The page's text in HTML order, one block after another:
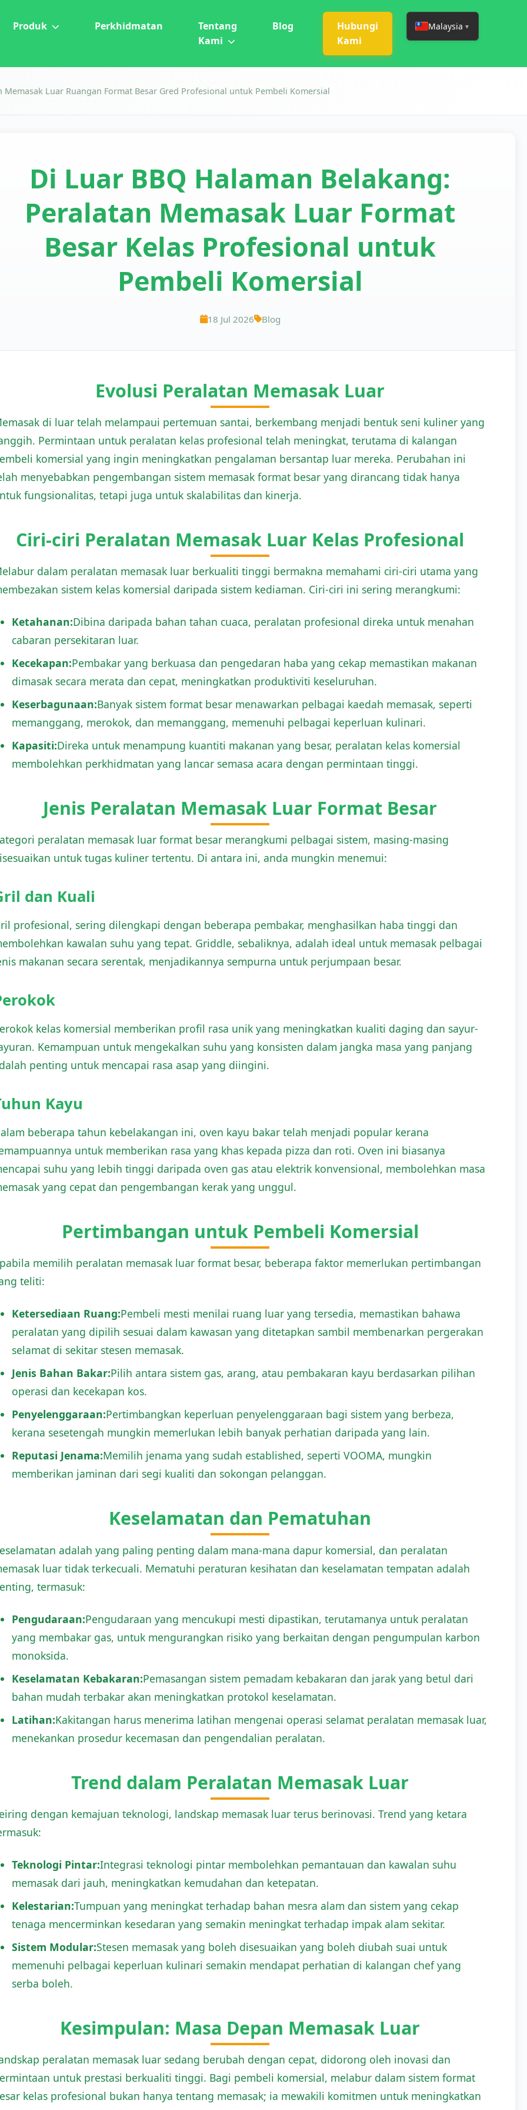
Produk Perkhidmatan
Tentang
Kami
Blog
Hubungi
Kami
Malaysia ▼
Luar Ruangan Format Besar Gred Profesional untuk Pembeli Komersial
Di Luar BBQ Halaman Belakang:
Peralatan Memasak Luar Format
Besar Kelas Profesional untuk
Pembeli Komersial
18 Jul 2026 Blog
Evolusi Peralatan Memasak Luar
di luar telah melampaui pertemuan santai, berkembang menjadi bentuk seni kuliner yang
Permintaan untuk peralatan kelas profesional telah meningkat, terutama di kalangan
komersial yang ingin meningkatkan pengalaman bersantap luar mereka. Perubahan ini
menyebabkan pengembangan sistem memasak format besar yang dirancang tidak hanya
fungsionalitas, tetapi juga untuk skalabilitas dan kinerja.
Ciri-ciri Peralatan Memasak Luar Kelas Profesional
dalam peralatan memasak luar berkualiti tinggi bermakna memahami ciri-ciri utama yang
sistem kelas komersial daripada sistem kediaman. Ciri-ciri ini sering merangkumi:
Ketahanan:Dibina daripada bahan tahan cuaca, peralatan profesional direka untuk menahan
cabaran persekitaran luar.
Kecekapan:Pembakar yang berkuasa dan pengedaran haba yang cekap memastikan makanan
dimasak secara merata dan cepat, meningkatkan produktiviti keseluruhan.
Keserbagunaan:Banyak sistem format besar menawarkan pelbagai kaedah memasak, seperti
memanggang, merokok, dan memanggang, memenuhi pelbagai keperluan kulinari.
Kapasiti:Direka untuk menampung kuantiti makanan yang besar, peralatan kelas komersial
membolehkan perkhidmatan yang lancar semasa acara dengan permintaan tinggi.
Jenis Peralatan Memasak Luar Format Besar
peralatan memasak luar format besar merangkumi pelbagai sistem, masing-masing
untuk tugas kuliner tertentu. Di antara ini, anda mungkin menemui:
dan Kuali
profesional, sering dilengkapi dengan beberapa pembakar, menghasilkan haba tinggi dan
kawalan suhu yang tepat. Griddle, sebaliknya, adalah ideal untuk memasak pelbagai
makanan secara serentak, menjadikannya sempurna untuk perjumpaan besar.
kelas komersial memberikan profil rasa unik yang meningkatkan kualiti daging dan sayur-
Kemampuan untuk mengekalkan suhu yang konsisten dalam jangka masa yang panjang
penting untuk mencapai rasa asap yang diingini.
Kayu
beberapa tahun kebelakangan ini, oven kayu bakar telah menjadi popular kerana
untuk memberikan rasa yang khas kepada pizza dan roti. Oven ini biasanya
suhu yang lebih tinggi daripada oven gas atau elektrik konvensional, membolehkan masa
yang cepat dan pengembangan kerak yang unggul.
Pertimbangan untuk Pembeli Komersial
memilih peralatan memasak luar format besar, beberapa faktor memerlukan pertimbangan
teliti:
Ketersediaan Ruang:Pembeli mesti menilai ruang luar yang tersedia, memastikan bahawa
peralatan yang dipilih sesuai dalam kawasan yang ditetapkan sambil membenarkan pergerakan
selamat di sekitar stesen memasak.
Jenis Bahan Bakar:Pilih antara sistem gas, arang, atau pembakaran kayu berdasarkan pilihan
operasi dan kecekapan kos.
Penyelenggaraan:Pertimbangkan keperluan penyelenggaraan bagi sistem yang berbeza,
kerana sesetengah mungkin memerlukan lebih banyak perhatian daripada yang lain.
Reputasi Jenama:Memilih jenama yang sudah established, seperti VOOMA, mungkin
memberikan jaminan dari segi kualiti dan sokongan pelanggan.
Keselamatan dan Pematuhan
adalah yang paling penting dalam mana-mana dapur komersial, dan peralatan
luar tidak terkecuali. Mematuhi peraturan kesihatan dan keselamatan tempatan adalah
termasuk:
Pengudaraan:Pengudaraan yang mencukupi mesti dipastikan, terutamanya untuk peralatan
yang membakar gas, untuk mengurangkan risiko yang berkaitan dengan pengumpulan karbon
monoksida.
Keselamatan Kebakaran:Pemasangan sistem pemadam kebakaran dan jarak yang betul dari
bahan mudah terbakar akan meningkatkan protokol keselamatan.
Latihan:Kakitangan harus menerima latihan mengenai operasi selamat peralatan memasak luar,
menekankan prosedur kecemasan dan pengendalian peralatan.
Trend dalam Peralatan Memasak Luar
dengan kemajuan teknologi, landskap memasak luar terus berinovasi. Trend yang ketara
Teknologi Pintar:Integrasi teknologi pintar membolehkan pemantauan dan kawalan suhu
memasak dari jauh, meningkatkan kemudahan dan ketepatan.
Kelestarian:Tumpuan yang meningkat terhadap bahan mesra alam dan sistem yang cekap
tenaga mencerminkan kesedaran yang semakin meningkat terhadap impak alam sekitar.
Sistem Modular:Stesen memasak yang boleh disesuaikan yang boleh diubah suai untuk
memenuhi pelbagai keperluan kulinari semakin mendapat perhatian di kalangan chef yang
serba boleh.
Kesimpulan: Masa Depan Memasak Luar
peralatan memasak luar sedang berubah dengan cepat, didorong oleh inovasi dan
untuk prestasi berkualiti tinggi. Bagi pembeli komersial, melabur dalam sistem format
kelas profesional bukan hanya tentang memasak; ia mewakili komitmen untuk meningkatkan